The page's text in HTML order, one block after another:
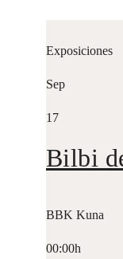
Exposiciones
Sep
17
Bilbi
BBK Kuna
00:00h